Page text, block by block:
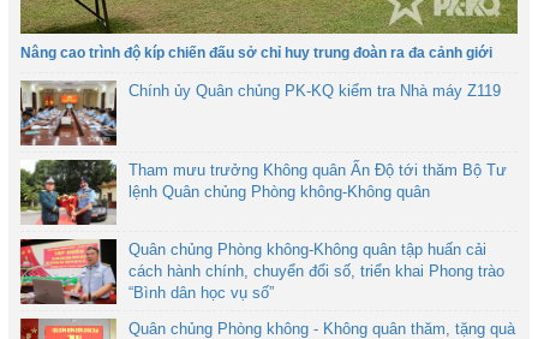
Nâng cao trình độ kíp chiến đấu sở chỉ huy trung đoàn ra đa cảnh giới
Chính ủy Quân chủng PK-KQ kiểm tra Nhà máy Z119
Tham mưu trưởng Không quân Ấn Độ tới thăm Bộ Tư
lệnh Quân chủng Phòng không-Không quân
Quân chủng Phòng không-Không quân tập huấn cải
cách hành chính, chuyển đổi số, triển khai Phong trào
“Bình dân học vụ số”
Quân chủng Phòng không - Không quân thăm, tặng quà